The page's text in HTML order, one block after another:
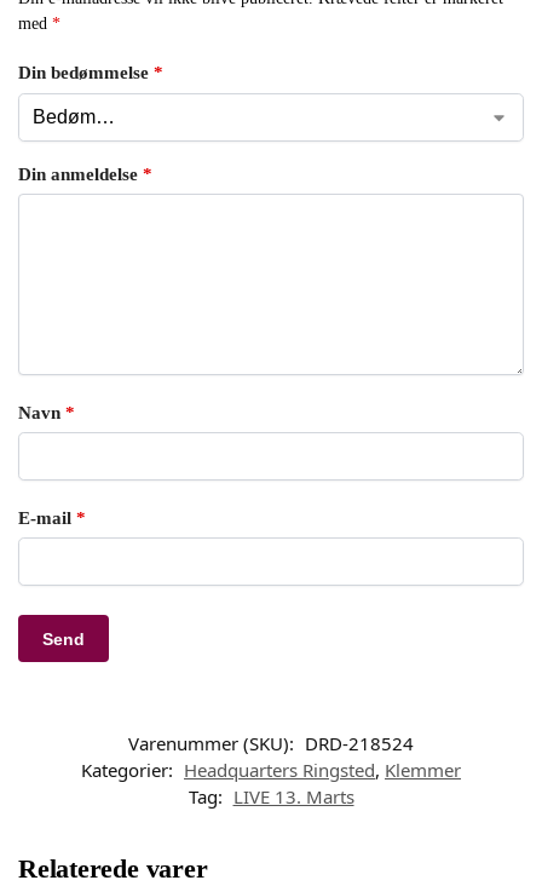
med *
Din bedømmelse *
Din anmeldelse *
Navn *
E-mail *
Varenummer (SKU): DRD-218524
Kategorier: Headquarters Ringsted, Klemmer
Tag: LIVE 13. Marts
Relaterede varer